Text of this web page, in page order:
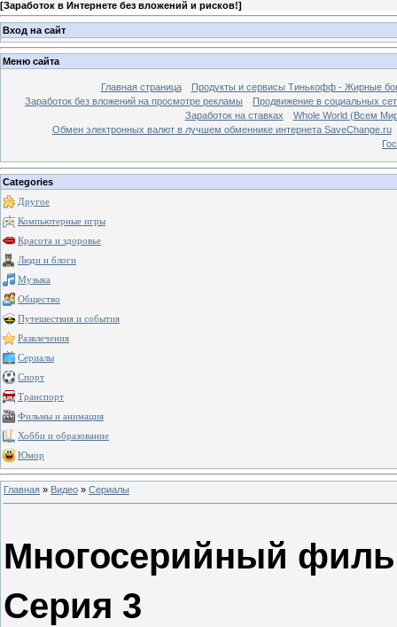
[Заработок в Интернете без вложений и рисков!]
Вход на сайт
Меню сайта
Главная страница
Продукты и сервисы Тинькофф - Жирные
Заработок без вложений на просмотре рекламы
Продвижение в социальных
Заработок на ставках
Whole World (Всем
Обмен электронных валют в лучшем обменнике интернета SaveChange.ru
Categories
Другое
Компьютерные игры
Красота и здоровье
Люди и блоги
Музыка
Общество
Путешествия и события
Развлечения
Сериалы
Спорт
Транспорт
Фильмы и анимация
Хобби и образование
Юмор
Главная » Видео » Сериалы
Многосерийный
Серия 3